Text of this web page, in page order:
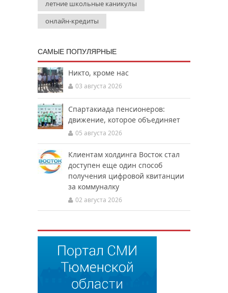
летние школьные каникулы
онлайн-кредиты
САМЫЕ ПОПУЛЯРНЫЕ
Никто, кроме нас
03 августа 2026
Спартакиада пенсионеров:
движение, которое объединяет
05 августа 2026
Клиентам холдинга Восток стал
доступен еще один способ
получения цифровой квитанции
за коммуналку
02 августа 2026